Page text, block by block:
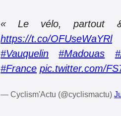
« Le vélo, partout
https://t.co/OFUseWaYRl
#Vauquelin
#Madouas
#France pic.twitter.com/
— Cyclism'Actu (@cyclismactu)